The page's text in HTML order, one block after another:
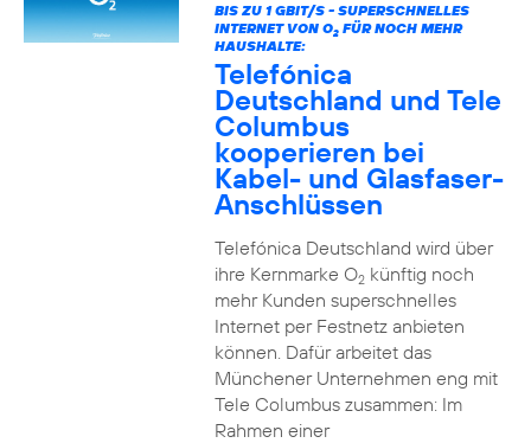
BIS ZU 1 GBIT/S - SUPERSCHNELLES
INTERNET VON O2FÜR NOCH MEHR
HAUSHALTE:
Telefónica
Deutschland und Tele
Columbus
kooperieren bei
Kabel- und Glasfaser-
Anschlüssen
Telefónica Deutschland wird über
ihre Kernmarke O2künftig noch
mehr Kunden superschnelles
Internet per Festnetz anbieten
können. Dafür arbeitet das
Münchener Unternehmen eng mit
Tele Columbus zusammen: Im
Rahmen einer